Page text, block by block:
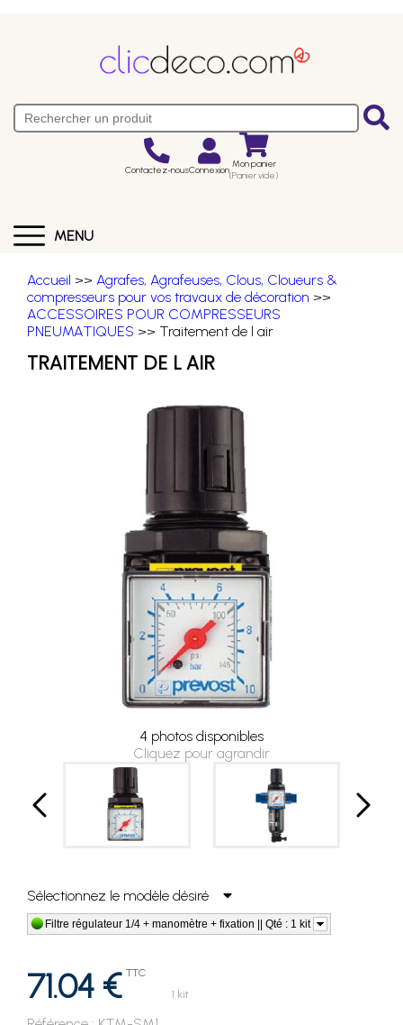
Contactez-nousConnexion Mon panier
(Panier vide)
MENU
Accueil >> Agrafes, Agrafeuses, Clous, Cloueurs &
compresseurs pour vos travaux de décoration >>
ACCESSOIRES POUR COMPRESSEURS
PNEUMATIQUES >> Traitement de l air
TRAITEMENT DE L AIR
4 photos disponibles
Cliquez pour agrandir
Sélectionnez le modèle désiré
Filtre régulateur 1/4 + manomètre + fixation || Qté : 1 kit
71.04 € TTC
1 kit